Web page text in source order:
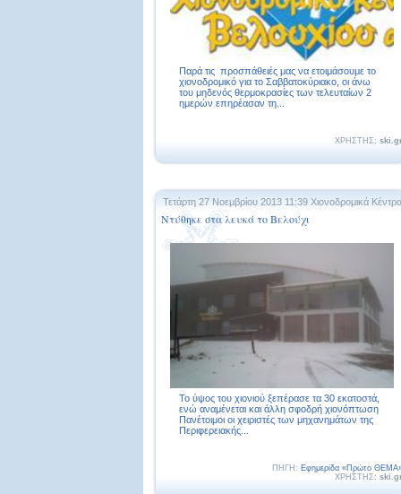
Παρά τις προσπάθειές μας να ετοιμάσουμε το
χιονοδρομικό για το Σαββατοκύριακο, οι άνω
του μηδενός θερμοκρασίες των τελευταίων 2
ημερών επηρέασαν τη...
ΧΡΗΣΤΗΣ:
Τετάρτη 27 Νοεμβρίου 2013 11:39 Χιονοδρομικά Κέντρα
Ντύθηκε στα λευκά το Βελούχι
Το ύψος του χιονιού ξεπέρασε τα 30 εκατοστά,
ενώ αναμένεται και άλλη σφοδρή χιονόπτωση
Πανέτοιμοι οι χειριστές των μηχανημάτων της
Περιφερειακής...
ΠΗΓΗ: Εφημερίδα «Πρώτο
ΧΡΗΣΤΗΣ: